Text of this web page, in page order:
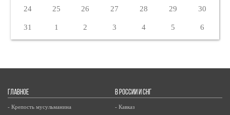
24 25 26 27 28 29 30
31 1 2 3 4 5 6
ГЛАВНОЕ
- Крепость мусульманина
В РОССИИ И СНГ
- Кавказ